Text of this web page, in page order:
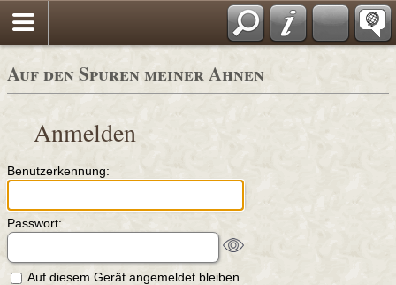
Auf den Spuren meiner Ahnen
Anmelden
Benutzerkennung:
Passwort:
Auf diesem Gerät angemeldet bleiben